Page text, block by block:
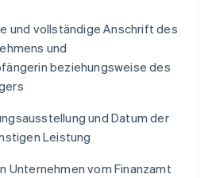
und vollständige Anschrift des
und
beziehungsweise des
und Datum der
Leistung
Unternehmen vom Finanzamt